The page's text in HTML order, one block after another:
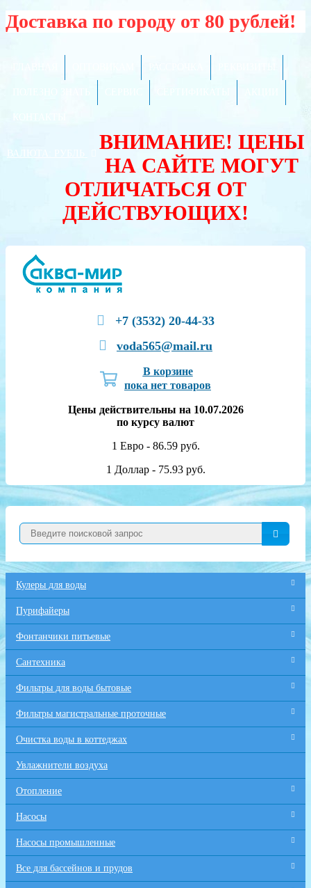
Доставка по городу от 80 рублей!
ВАЛЮТА:
ВНИМАНИЕ! ЦЕНЫ
НА САЙТЕ МОГУТ
ОТЛИЧАТЬСЯ ОТ
ДЕЙСТВУЮЩИХ!
+7 (3532) 20-44-33
voda565@mail.ru
В корзине
пока нет товаров
Цены действительны на 10.07.2026
по курсу валют
1 Евро - 86.59 руб.
1 Доллар - 75.93 руб.
Кулеры для воды
Пурифайеры
Фонтанчики питьевые
Сантехника
Фильтры для воды бытовые
Фильтры магистральные проточные
Очистка воды в коттеджах
Увлажнители воздуха
Отопление
Насосы
Насосы промышленные
Все для бaссейнов и прудов